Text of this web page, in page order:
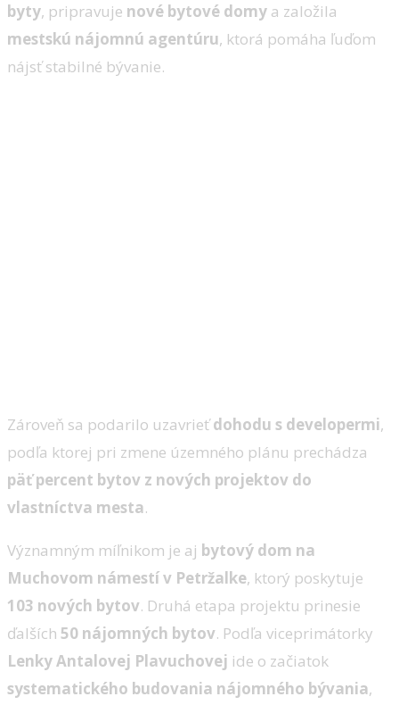
byty, pripravuje nové bytové domy a založila
mestskú nájomnú agentúru, ktorá pomáha ľuďom
nájsť stabilné bývanie.
Zároveň sa podarilo uzavrieťdohodu s developermi,
podľa ktorej pri zmene územného plánu prechádza
päť percent bytov z nových projektov do
vlastníctva mesta.
Významným míľnikom je aj bytový dom na
Muchovom námestí v Petržalke, ktorý poskytuje
103 nových bytov. Druhá etapa projektu prinesie
ďalších 50 nájomných bytov. Podľa viceprimátorky
Lenky Antalovej Plavuchovej ide o začiatok
systematického budovania nájomného bývania,